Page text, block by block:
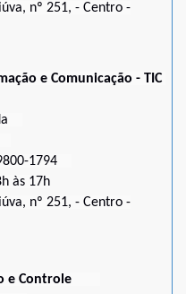
nº 251, - Centro -
e Comunicação - TIC
1794
às 17h
nº 251, - Centro -
e Controle